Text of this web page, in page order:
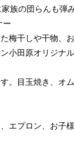
族の団らんも弾み
ー
梅干しや干物、
小田原オリジナ
。目玉焼き、オ
エプロン、お子